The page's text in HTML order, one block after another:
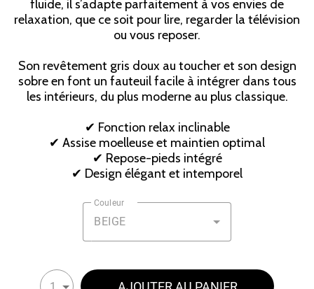
fluide, il s’adapte parfaitement à vos envies de
relaxation, que ce soit pour lire, regarder la télévision
ou vous reposer.
Son revêtement gris doux au toucher et son design
sobre en font un fauteuil facile à intégrer dans tous
les intérieurs, du plus moderne au plus classique.
✔ Fonction relax inclinable
✔ Assise moelleuse et maintien optimal
✔ Repose-pieds intégré
✔ Design élégant et intemporel
Couleur
BEIGE